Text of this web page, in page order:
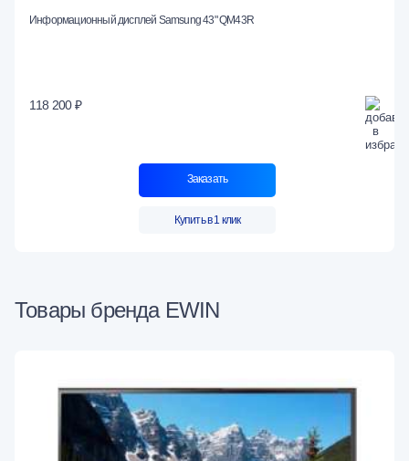
Информационный дисплей Samsung 43" QM43R
118 200 ₽
Заказать
Купить в 1 клик
Товары бренда EWIN